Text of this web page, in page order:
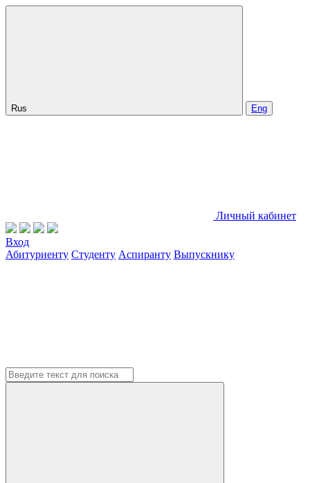
Rus Eng
Личный кабинет
Вход
Абитуриенту Студенту Аспиранту Выпускнику